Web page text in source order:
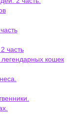
часть
кошек